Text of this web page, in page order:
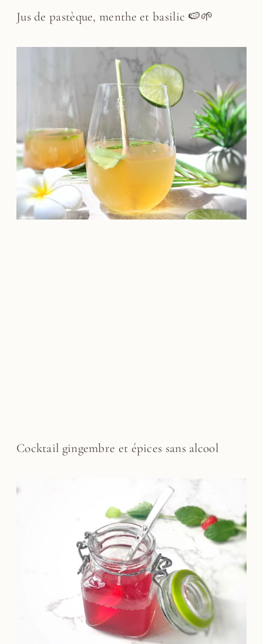
Jus de pastèque, menthe et basilic 🍉🌱
Cocktail gingembre et épices sans alcool